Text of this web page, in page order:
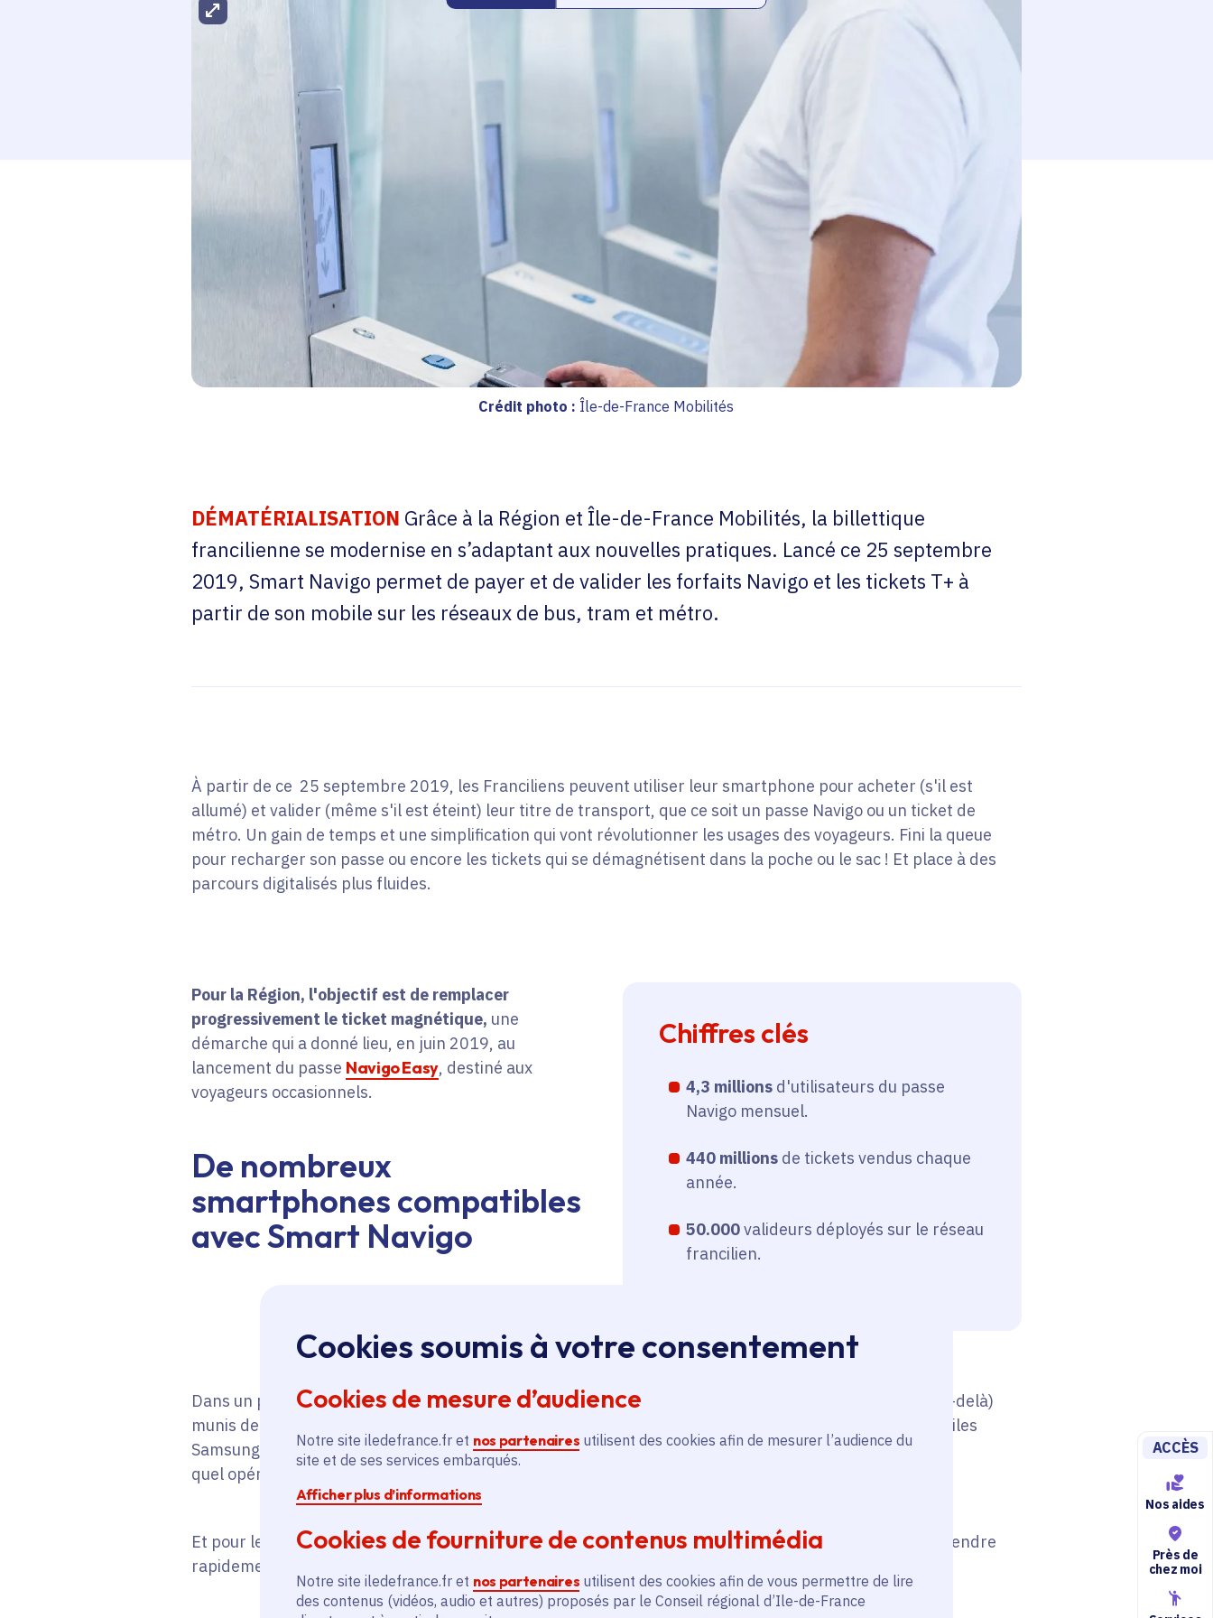
Cookies soumis à votre consentement
Cookies de mesure d’audience
Notre site iledefrance.fr et nos partenaires utilisent des cookies afin de mesurer l’audience du
site et de ses services embarqués.
Afficher plus d’informations
Cookies de fourniture de contenus multimédia
Notre site iledefrance.fr et nos partenaires utilisent des cookies afin de vous permettre de lire
des contenus (vidéos, audio et autres) proposés par le Conseil régional d’Ile-de-France
ACCÈS
Nos aides
Près de
chez moi
Agrandir l'image
Crédit photo : Île-de-France Mobilités
DÉMATÉRIALISATION Grâce à la Région et Île-de-France Mobilités, la billettique
francilienne se modernise en s’adaptant aux nouvelles pratiques. Lancé ce 25 septembre
2019, Smart Navigo permet de payer et de valider les forfaits Navigo et les tickets T+ à
partir de son mobile sur les réseaux de bus, tram et métro.
À partir de ce 25 septembre 2019, les Franciliens peuvent utiliser leur smartphone pour acheter (s'il est
allumé) et valider (même s'il est éteint) leur titre de transport, que ce soit un passe Navigo ou un ticket de
métro. Un gain de temps et une simplification qui vont révolutionner les usages des voyageurs. Fini la queue
pour recharger son passe ou encore les tickets qui se démagnétisent dans la poche ou le sac ! Et place à des
parcours digitalisés plus fluides.
Pour la Région, l'objectif est de remplacer
progressivement le ticket magnétique, une
démarche qui a donné lieu, en juin 2019, au
lancement du passe Navigo Easy, destiné aux
voyageurs occasionnels.
De nombreux
smartphones compatibles
avec Smart Navigo
Chiffres clés
4,3 millionsd'utilisateurs du passe
Navigo mensuel.
440 millionsde tickets vendus chaque
année.
50.000valideurs déployés sur le réseau
francilien.
Dans un premier temps, Smart Navigo est disponible avec les smartphones Android (version 4.4 et au-delà)
munis de la technologie NFC et fonctionnant avec l’opérateur Orange ou Sosh, mais aussi avec les mobiles
Samsung dotés de la fonctionnalité Samsung Pay achetés en France et fonctionnant avec n'importe
quel opérateur de téléphonie.
Et pour les autres smartphones ? Des discussions sont en cours avec les principaux fabricants pour étendre
rapidement l’offre à l’ensemble des usagers.